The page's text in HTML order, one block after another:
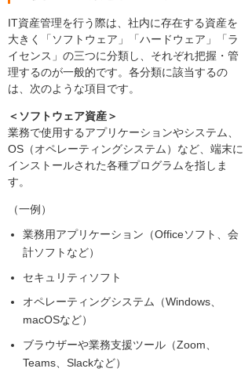
IT資産管理を行う際は、社内に存在する資産を
大きく「ソフトウェア」「ハードウェア」「ラ
イセンス」の三つに分類し、それぞれ把握・管
理するのが一般的です。各分類に該当するの
は、次のような項目です。
＜ソフトウェア資産＞
業務で使用するアプリケーションやシステム、
OS（オペレーティングシステム）など、端末に
インストールされた各種プログラムを指しま
す。
（一例）
業務用アプリケーション（Officeソフト、会
計ソフトなど）
セキュリティソフト
オペレーティングシステム（Windows、
macOSなど）
ブラウザーや業務支援ツール（Zoom、
Teams、Slackなど）